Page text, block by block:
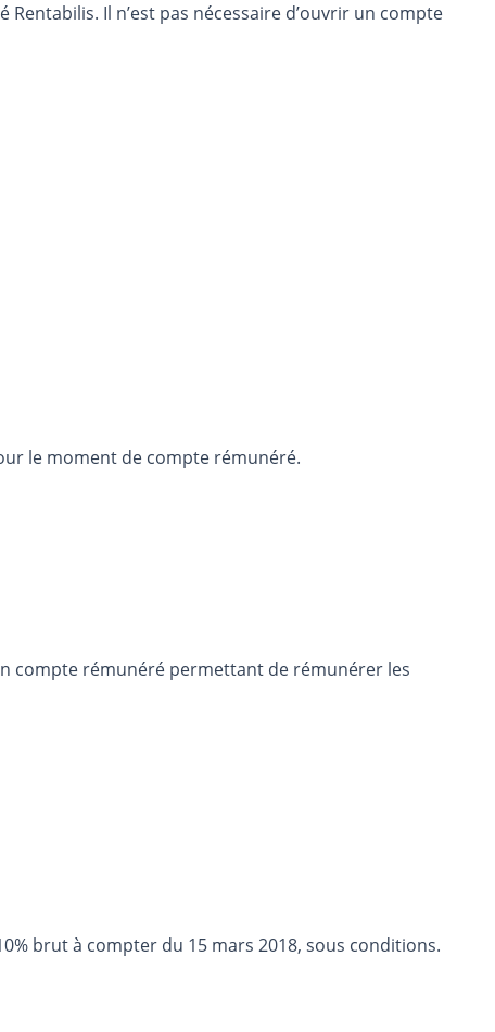
Il n’est pas nécessaire d’ouvrir un compte
le moment de compte rémunéré.
brut à compter du 15 mars 2018, sous conditions.